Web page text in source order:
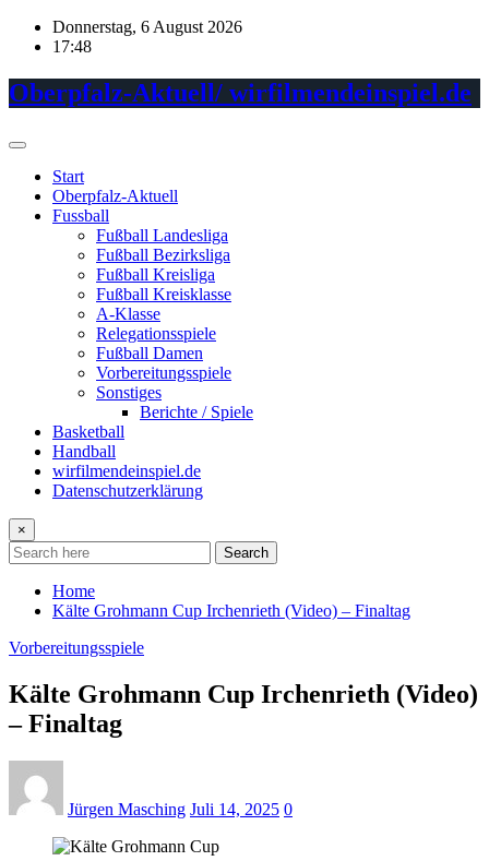
Skip
Donnerstag, 6 August 2026
17:48
Oberpfalz-Aktuell/ wirfilmendeinspiel.de
Start
Oberpfalz-Aktuell
Fussball
Fußball Landesliga
Fußball Bezirksliga
Fußball Kreisliga
Fußball Kreisklasse
A-Klasse
Relegationsspiele
Fußball Damen
Vorbereitungsspiele
Sonstiges
Berichte / Spiele
Basketball
Handball
wirfilmendeinspiel.de
Datenschutzerklärung
×
Search
Home
Kälte Grohmann Cup Irchenrieth (Video) – Finaltag
Vorbereitungsspiele
Kälte Grohmann Cup Irchenrieth (Video)
– Finaltag
Jürgen Masching Juli 14, 2025 0